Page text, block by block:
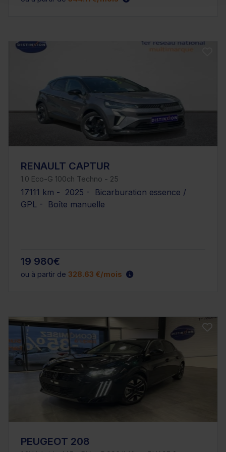
RENAULT CAPTUR
1.0 Eco-G 100ch Techno - 25
17111 km - 2025 - Bicarburation essence /
GPL - Boîte manuelle
19 980€
ou à partir de 328.63 €/mois
PEUGEOT 208